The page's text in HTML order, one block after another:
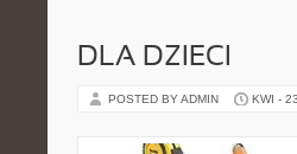
DLA DZIECI
POSTED BY ADMIN KWI -